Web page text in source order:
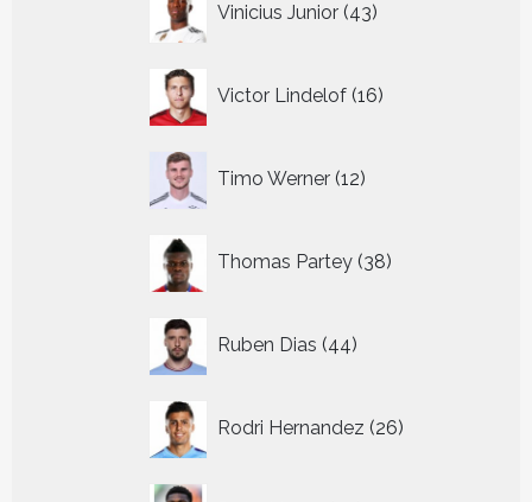
Vinicius Junior 43
producten
Victor Lindelof 16
producten
Timo Werner 12
producten
Thomas Partey 38
producten
Ruben Dias 44
producten
Rodri Hernandez 26
producten